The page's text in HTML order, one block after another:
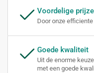
Voordelige
Door onze
Goede kwaliteit
Uit de enorme
met een goede